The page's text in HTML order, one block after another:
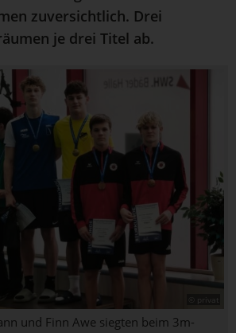
zuversichtlich. Drei
je drei Titel ab.
© privat
und Finn Awe siegten beim 3m-